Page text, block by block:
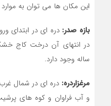
این مکان ها می توان به موارد
بازه صدر: دره ای در ابتدای
در انتهای آن درخت کاج
ساله وجود دارد.
مرغزاردره: دره ای در شمال
و آب فراوان و کوه های